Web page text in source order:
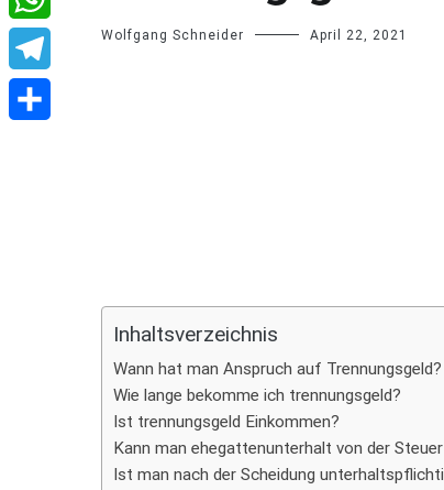
Wolfgang Schneider April 22, 2021
Inhaltsverzeichnis
Wann hat man Anspruch auf Trennungsgeld?
Wie lange bekomme ich trennungsgeld?
Ist trennungsgeld Einkommen?
Kann man ehegattenunterhalt von der
Ist man nach der Scheidung
WhatsApp
Telegram